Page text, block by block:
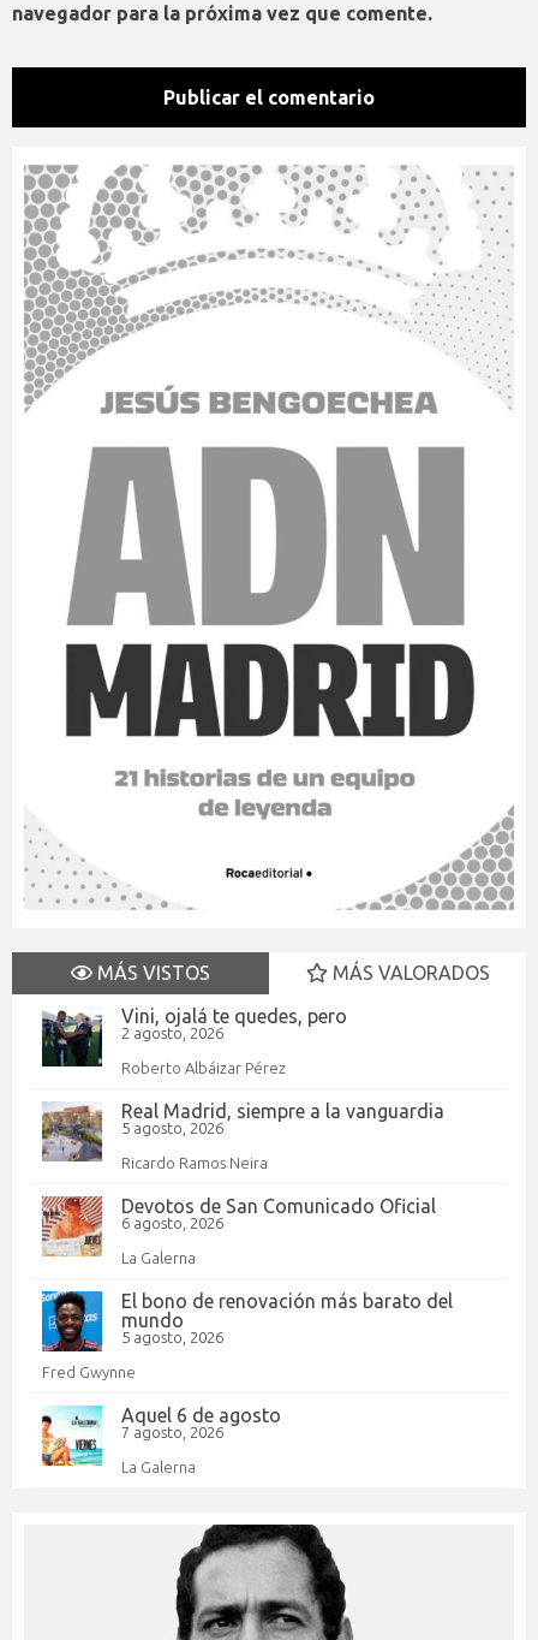
navegador para la próxima vez que comente.
MÁS VISTOS
MÁS VALORADOS
Vini, ojalá te quedes, pero
2 agosto, 2026
Roberto Albáizar Pérez
Real Madrid, siempre a la vanguardia
5 agosto, 2026
Ricardo Ramos Neira
Devotos de San Comunicado Oficial
6 agosto, 2026
La Galerna
El bono de renovación más barato del
mundo
5 agosto, 2026
Fred Gwynne
Aquel 6 de agosto
7 agosto, 2026
La Galerna